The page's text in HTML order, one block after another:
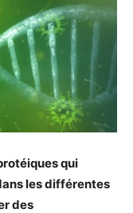
qui
les différentes
des